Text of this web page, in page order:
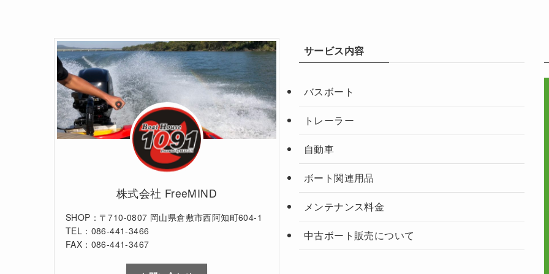
株式会社 FreeMIND
SHOP：〒710-0807 岡山県倉敷市西阿知町604-1
TEL：086-441-3466
FAX：086-441-3467
サービス内容
バスボート
トレーラー
自動車
ボート関連用品
メンテナンス料金
中古ボート販売について